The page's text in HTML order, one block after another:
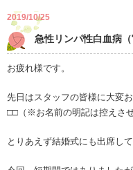
2019/10/25
急性リンパ性白血病
お疲れ様です。
先日はスタッフの皆様に大変
□□（※お名前の明記は控えさ
とりあえず結婚式にも出席し